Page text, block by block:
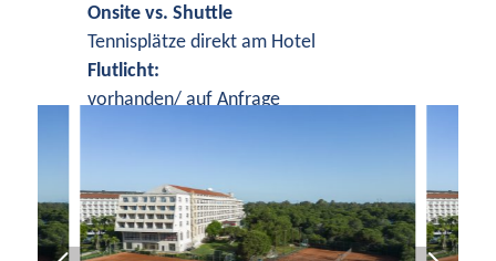
Onsite vs. Shuttle
Tennisplätze direkt am Hotel
Flutlicht:
vorhanden/ auf Anfrage